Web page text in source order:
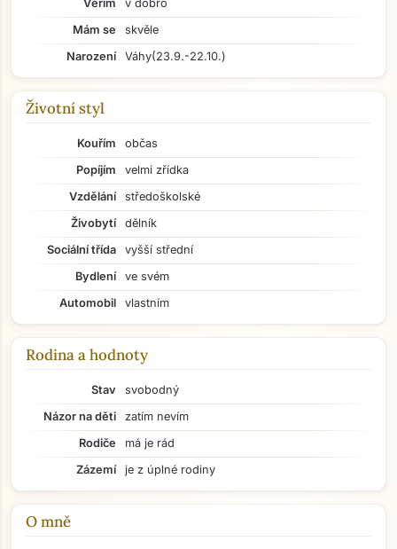
Věřím
v dobro
Mám se
skvěle
Narození
Váhy(23.9.-22.10.)
Životní styl
Kouřím
občas
Popíjím
velmi zřídka
Vzdělání
středoškolské
Živobytí
dělník
Sociální třída
vyšší střední
Bydlení
ve svém
Automobil
vlastním
Rodina a hodnoty
Stav
svobodný
Názor na děti
zatím nevím
Rodiče
má je rád
Zázemí
je z úplné rodiny
O mně